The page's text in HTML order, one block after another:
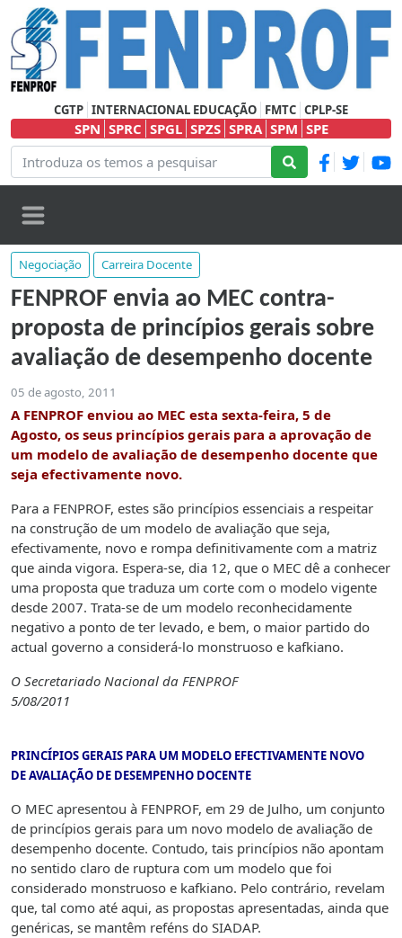
CGTP INTERNACIONAL EDUCAÇÃO FMTC CPLP-SE
SPN SPRC SPGL SPZS SPRA SPM SPE
Negociação Carreira Docente
FENPROF envia ao MEC contra-
proposta de princípios gerais sobre
avaliação de desempenho docente
05 de agosto, 2011
A FENPROF enviou ao MEC esta sexta-feira, 5 de
Agosto, os seus princípios gerais para a aprovação de
um modelo de avaliação de desempenho docente que
seja efectivamente novo.
Para a FENPROF, estes são princípios essenciais a respeitar
na construção de um modelo de avaliação que seja,
efectivamente, novo e rompa definitivamente com a matriz
que ainda vigora. Espera-se, dia 12, que o MEC dê a conhecer
uma proposta que traduza um corte com o modelo vigente
desde 2007. Trata-se de um modelo reconhecidamente
negativo a ponto de ter levado, e bem, o maior partido do
actual governo a considerá-lo monstruoso e kafkiano.
O Secretariado Nacional da FENPROF
5/08/2011
PRINCÍPIOS GERAIS PARA UM MODELO EFECTIVAMENTE NOVO
DE AVALIAÇÃO DE DESEMPENHO DOCENTE
O MEC apresentou à FENPROF, em 29 de Julho, um conjunto
de princípios gerais para um novo modelo de avaliação de
desempenho docente. Contudo, tais princípios não apontam
no sentido claro de ruptura com um modelo que foi
considerado monstruoso e kafkiano. Pelo contrário, revelam
que, tal como até aqui, as propostas apresentadas, ainda que
genéricas, se mantêm reféns do SIADAP.